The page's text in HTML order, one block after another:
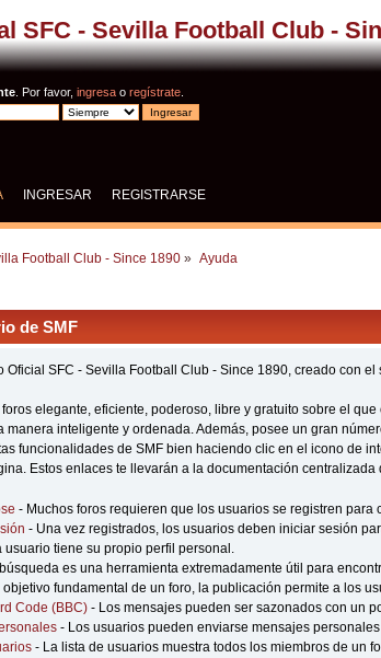
SFC - Sevilla Football Club -
. Por favor,ingresa oregístrate
INGRESAR REGISTRARSE
Football Club - Since 1890 » Ayuda
de SMF
Oficial SFC - Sevilla Football Club - Since 1890, creado con
elegante, eficiente, poderoso, libre y gratuito sobre el
manera inteligente y ordenada. Además, posee un gran
funcionalidades de SMF bien haciendo clic en el icono de
Estos enlaces te llevarán a la documentación
- Muchos foros requieren que los usuarios se registren para
- Una vez registrados, los usuarios deben iniciar sesión
usuario tiene su propio perfil personal.
es una herramienta extremadamente útil para
fundamental de un foro, la publicación permite a los
Code (BBC) - Los mensajes pueden ser sazonados con un
- Los usuarios pueden enviarse mensajes
- La lista de usuarios muestra todos los miembros de un